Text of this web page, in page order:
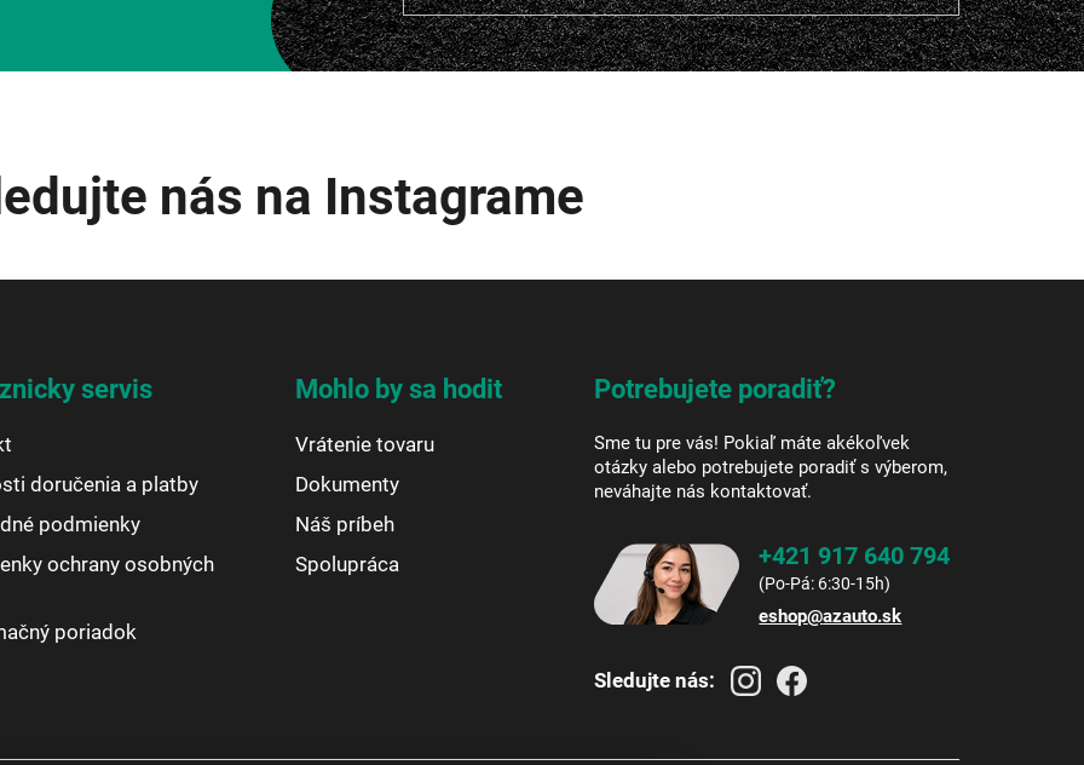
nás na Instagrame
servis
doručenia a platby
podmienky
ochrany osobných
poriadok
Mohlo by sa hodit
Vrátenie tovaru
Dokumenty
Náš príbeh
Spolupráca
Potrebujete poradiť?
Sme tu pre vás! Pokiaľ máte akékoľvek
otázky alebo potrebujete poradiť s výberom,
neváhajte nás kontaktovať.
+421 917 640 794
eshop@azauto.sk
Sledujte nás: